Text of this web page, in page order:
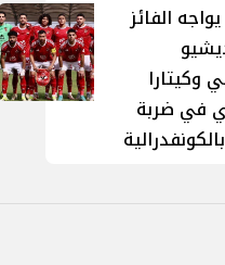
الفائز
وكيتارا
في ضربة